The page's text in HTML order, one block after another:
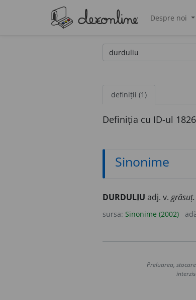
Despre noi
definiții (1)
Definiția cu ID-ul
Sinonime
DURDULIU adj. v. grăsuț.
sursa: Sinonime (2002)
Preluarea,